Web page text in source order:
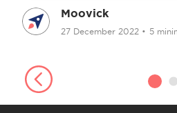
Moovick
27 December 2022 • 5